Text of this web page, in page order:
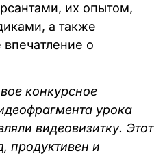
их опытом,
а также
о
конкурсное
урока
видеовизитку. Этот
продуктивен и